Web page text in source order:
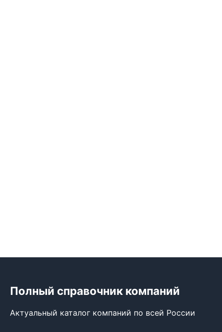
Полный справочник компаний
Актуальный каталог компаний по всей России